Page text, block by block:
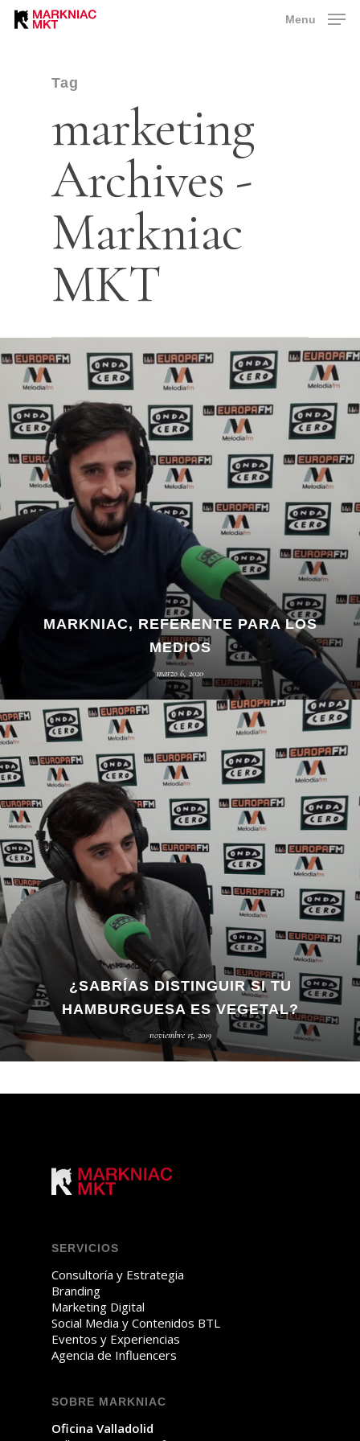
Skip
Menu
Tag
marketing
Archives -
Markniac
MKT
MARKNIAC, REFERENTE PARA LOS
MEDIOS
marzo 6, 2020
¿SABRÍAS DISTINGUIR SI TU
HAMBURGUESA ES VEGETAL?
noviembre 15, 2019
SERVICIOS
Consultoría y Estrategia
Branding
Marketing Digital
Social Media y Contenidos BTL
Eventos y Experiencias
Agencia de Influencers
SOBRE MARKNIAC
Oficina Valladolid